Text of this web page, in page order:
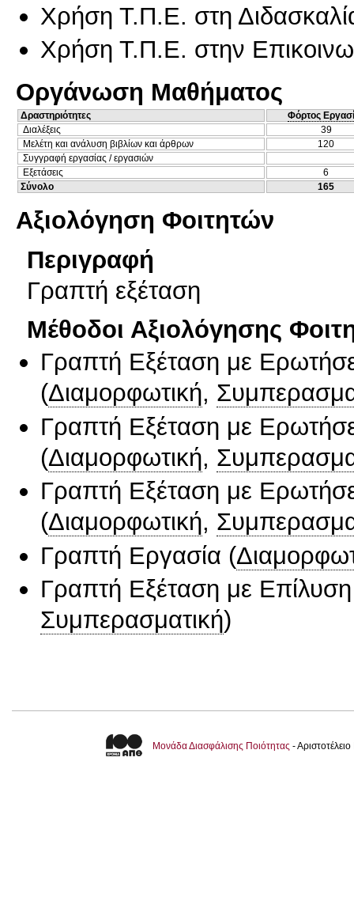
Χρήση Τ.Π.Ε. στη
Χρήση Τ.Π.Ε. στην
Οργάνωση Μαθήματος
Δραστηριότητες
Φόρτος
Διαλέξεις
39
Μελέτη και ανάλυση βιβλίων και άρθρων
120
Συγγραφή εργασίας / εργασιών
Εξετάσεις
6
Σύνολο
165
Αξιολόγηση Φοιτητών
Περιγραφή
Γραπτή εξέταση
Μέθοδοι Αξιολόγησης
Γραπτή Εξέταση με
(Διαμορφωτική,
Γραπτή Εξέταση με
(Διαμορφωτική,
Γραπτή Εξέταση με
(Διαμορφωτική,
Γραπτή Εργασία (
Γραπτή Εξέταση με
Συμπερασματική)
Μονάδα Διασφάλισης Ποιότητας -